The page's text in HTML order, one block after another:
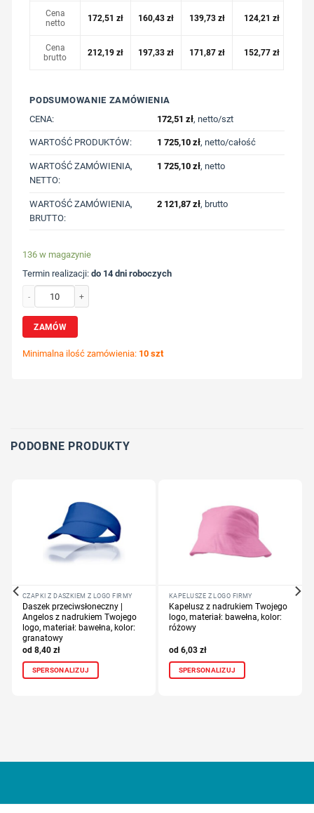
Cena
netto
172,51zł 160,43zł 139,73 zł 124,21 zł
Cena
brutto
212,19zł 197,33zł 171,87 zł 152,77 zł
PODSUMOWANIE ZAMÓWIENIA
CENA:
172,51 zł, netto/szt
WARTOŚĆ PRODUKTÓW: 1 725,10 zł, netto/całość
WARTOŚĆ ZAMÓWIENIA,
NETTO:
1 725,10 zł, netto
WARTOŚĆ ZAMÓWIENIA,
BRUTTO:
2 121,87 zł, brutto
136 w magazynie
Termin realizacji:do 14 dni roboczych
ZAMÓW
Minimalna ilość zamówienia: 10 szt
PODOBNE PRODUKTY
CZAPKI Z DASZKIEM Z LOGO FIRMY
Daszek przeciwsłoneczny |
Angelos z nadrukiem Twojego
logo, materiał: bawełna, kolor:
granatowy
8,40 zł
SPERSONALIZUJ
KAPELUSZE Z LOGO FIRMY
Kapelusz z nadrukiem Twojego
logo, materiał: bawełna, kolor:
różowy
6,03 zł
SPERSONALIZUJ